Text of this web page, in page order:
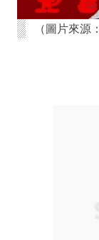
（圖片來源